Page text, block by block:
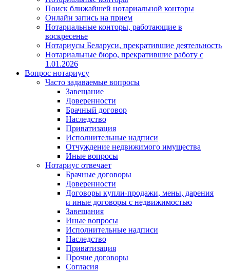
Поиск ближайшей нотариальной конторы
Онлайн запись на прием
Нотариальные конторы, работающие в
воскресенье
Нотариусы Беларуси, прекратившие деятельность
Нотариальные бюро, прекратившие работу с
1.01.2026
Вопрос нотариусу
Часто задаваемые вопросы
Завещание
Доверенности
Брачный договор
Наследство
Приватизация
Исполнительные надписи
Отчуждение недвижимого имущества
Иные вопросы
Нотариус отвечает
Брачные договоры
Доверенности
Договоры купли-продажи, мены, дарения
и иные договоры с недвижимостью
Завещания
Иные вопросы
Исполнительные надписи
Наследство
Приватизация
Прочие договоры
Согласия